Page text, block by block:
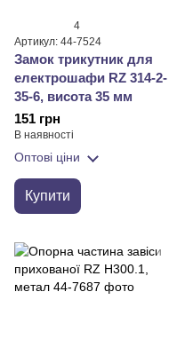
4
Артикул: 44-7524
Замок трикутник для
електрошафи RZ 314-2-
35-6, висота 35 мм
151 грн
В наявності
Оптові ціни
Купити